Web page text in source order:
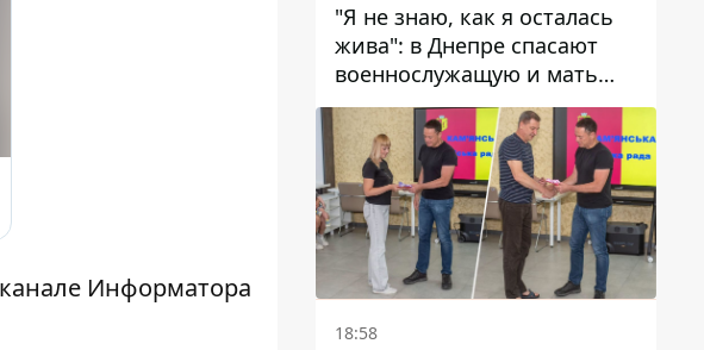
Информатора
"Я не знаю, как я осталась
жива": в Днепре спасают
военнослужащую и мать
четверых детей, которую
ранил КАБ
18:58